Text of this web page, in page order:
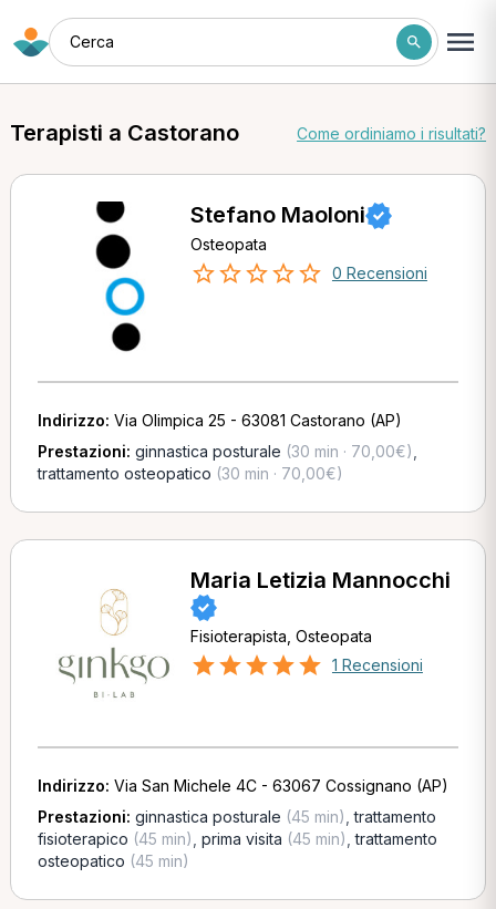
Cerca
Terapisti a Castorano Come ordiniamo i risultati?
Stefano Maoloni
Osteopata
0 Recensioni
Indirizzo: Via Olimpica 25 - 63081 Castorano (AP)
Prestazioni: ginnastica posturale (30 min · 70,00€)
trattamento osteopatico (30 min · 70,00€)
Maria Letizia Mannocchi
Fisioterapista, Osteopata
1 Recensioni
Indirizzo: Via San Michele 4C - 63067 Cossignano (AP)
Prestazioni: ginnastica posturale (45 min) ,trattamento
fisioterapico (45 min) prima visita (45 min) ,trattamento
osteopatico (45 min)